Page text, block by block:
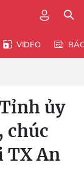
VIDEO
ủy
chúc
TX An